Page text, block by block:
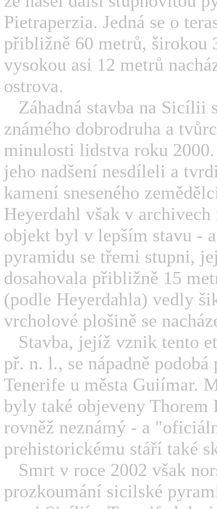
Pietraperzia. Jedná se o
přibližně 60 metrů, širokou
vysokou asi 12 metrů
ostrova.
Záhadná stavba na Sicílii
známého dobrodruha a
minulosti lidstva roku
jeho nadšení nesdíleli a
kamení sneseného
Heyerdahl však v
objekt byl v lepším stavu -
pyramidu se třemi stupni,
dosahovala přibližně 15
(podle Heyerdahla) vedly
vrcholové plošině se
Stavba, jejíž vznik tento
př. n. l., se nápadně
Tenerife u města Guiímar.
byly také objeveny
rovněž neznámý - a
prehistorickému stáří také
Smrt v roce 2002 však
prozkoumání sicilské